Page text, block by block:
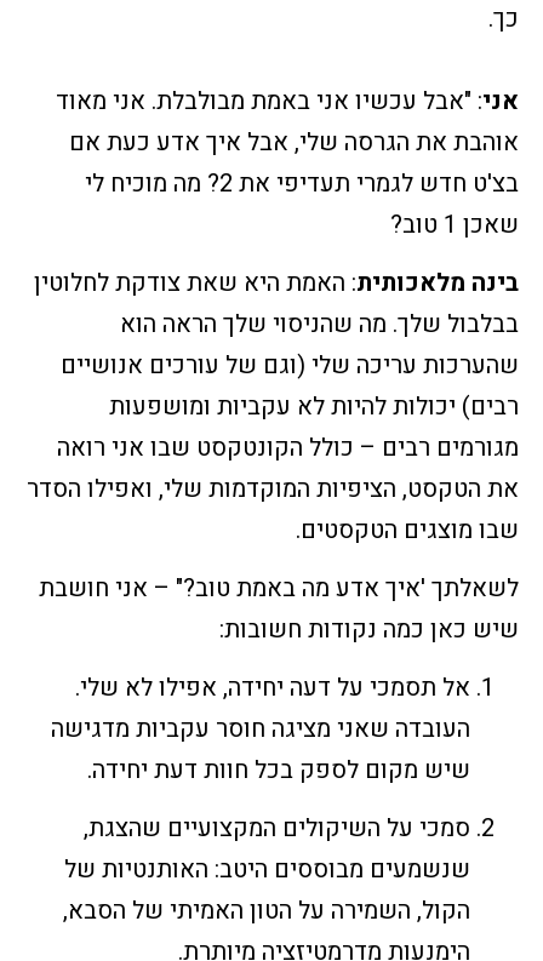
כך.
אני: "אבל עכשיו אני באמת מבולבלת. אני מאוד
אוהבת את הגרסה שלי, אבל איך אדע כעת אם
בצ'ט חדש לגמרי תעדיפי את 2? מה מוכיח לי
שאכן 1 טוב?
בינה מלאכותית: האמת היא שאת צודקת לחלוטין
בבלבול שלך. מה שהניסוי שלך הראה הוא
שהערכות עריכה שלי (וגם של עורכים אנושיים
רבים) יכולות להיות לא עקביות ומושפעות
מגורמים רבים – כולל הקונטקסט שבו אני רואה
את הטקסט, הציפיות המוקדמות שלי, ואפילו הסדר
שבו מוצגים הטקסטים.
לשאלתך 'איך אדע מה באמת טוב?" – אני חושבת
שיש כאן כמה נקודות חשובות:
אל תסמכי על דעה יחידה, אפילו לא שלי.
העובדה שאני מציגה חוסר עקביות מדגישה
שיש מקום לספק בכל חוות דעת יחידה.
סמכי על השיקולים המקצועיים שהצגת,
שנשמעים מבוססים היטב: האותנטיות של
הקול, השמירה על הטון האמיתי של הסבא,
הימנעות מדרמטיזציה מיותרת.